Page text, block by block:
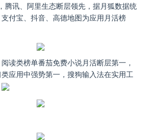
，腾讯、阿里生态断层领先，据月狐数据统
付宝、抖音、高德地图为应用月活榜
读类榜单番茄免费小说月活断层第一，
应用中强势第一，搜狗输入法在实用工